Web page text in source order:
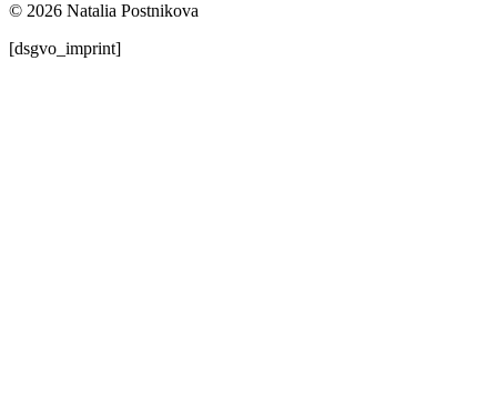
© 2026 Natalia Postnikova
[dsgvo_imprint]